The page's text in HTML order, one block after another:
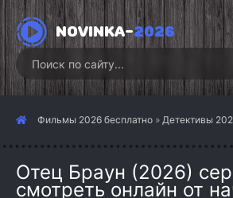
NOVINKA-2026
Фильмы 2026 бесплатно » Детективы
Отец Браун (2026)
смотреть онлайн от